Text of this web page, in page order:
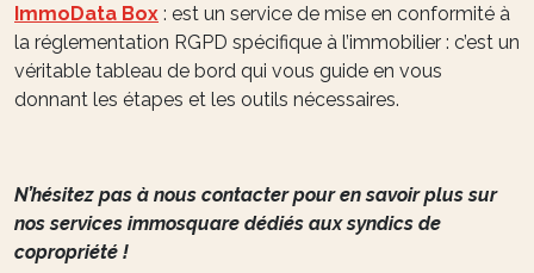
ImmoData Box : est un service de mise en conformité à
la réglementation RGPD spécifique à l’immobilier : c’est un
véritable tableau de bord qui vous guide en vous
donnant les étapes et les outils nécessaires.
N’hésitez pas à nous contacter pour en savoir plus sur
nos services immosquare dédiés aux syndics de
copropriété !